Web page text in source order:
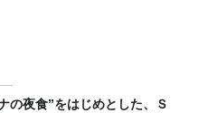
の夜食”をはじめとした、Ｓ